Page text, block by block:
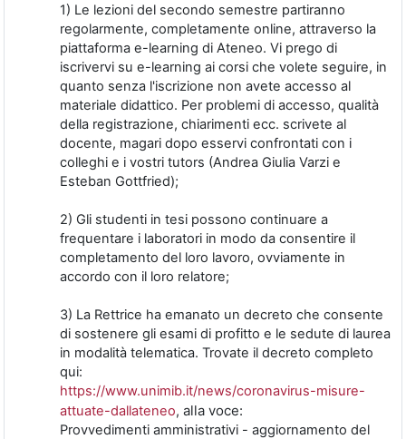
1) Le lezioni del secondo semestre partiranno
regolarmente, completamente online, attraverso la
piattaforma e-learning di Ateneo. Vi prego di
iscrivervi su e-learning ai corsi che volete seguire, in
quanto senza l'iscrizione non avete accesso al
materiale didattico. Per problemi di accesso, qualità
della registrazione, chiarimenti ecc. scrivete al
docente, magari dopo esservi confrontati con i
colleghi e i vostri tutors (Andrea Giulia Varzi e
Esteban Gottfried);
2) Gli studenti in tesi possono continuare a
frequentare i laboratori in modo da consentire il
completamento del loro lavoro, ovviamente in
accordo con il loro relatore;
3) La Rettrice ha emanato un decreto che consente
di sostenere gli esami di profitto e le sedute di laurea
in modalità telematica. Trovate il decreto completo
qui:
https://www.unimib.it/news/coronavirus-misure-
attuate-dallateneo, alla voce:
Provvedimenti amministrativi - aggiornamento del